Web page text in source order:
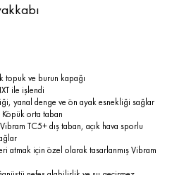
topuk ve burun kapağı
ile işlendi
yanal denge ve ön ayak esnekliği sağlar
orta taban
TC5+ dış taban, açık hava sporlu
atmak için özel olarak tasarlanmış Vibram